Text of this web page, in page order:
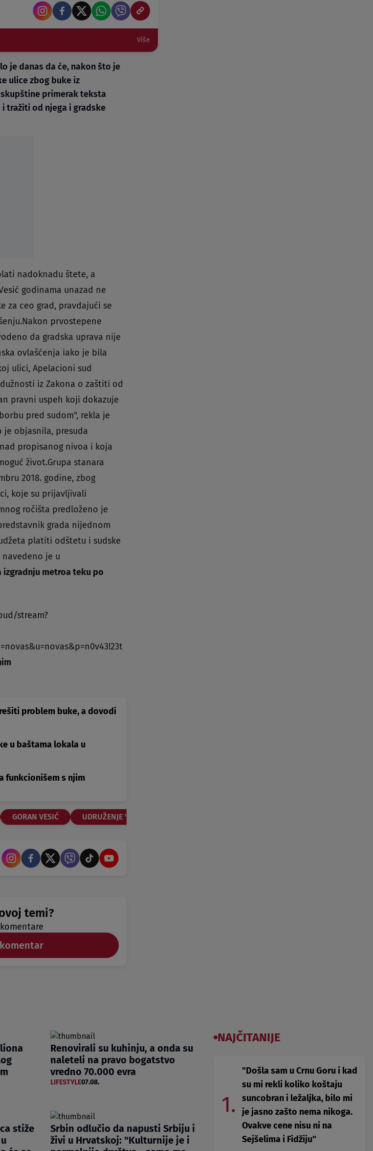
Više
je danas da će, nakon što je
ulice zbog buke iz
primerak teksta
i tražiti od njega i gradske
nadoknadu štete, a
godinama unazad ne
za ceo grad, pravdajući se
prvostepene
da gradska uprava nije
ovlašćenja iako je bila
ulici, Apelacioni sud
iz Zakona o zaštiti od
pravni uspeh koji dokazuje
pred sudom", rekla je
je objasnila, presuda
propisanog nivoa i koja
život.Grupa stanara
2018. godine, zbog
koje su prijavljivali
ročišta predloženo je
grada nijednom
platiti odštetu i sudske
je u
izgradnju metroa teku po
stream?
problem buke, a dovodi
u baštama lokala u
funkcionišem s njim
GORAN VESIĆ UDRUŽENJE "SAČUVAJMO CETINJSKU I ZETSKU ULICU"
temi?
Renovirali su kuhinju, a onda su
naleteli na pravo bogatstvo
vredno 70.000 evra
LIFESTYLE07.08.
stiže
Srbin odlučio da napusti Srbiju i
živi u Hrvatskoj: "Kulturnije je i
NAJČITANIJE
1.
"Došla sam u Crnu Goru i kad
su mi rekli koliko koštaju
suncobran i ležaljka, bilo mi
je jasno zašto nema nikoga.
Ovakve cene nisu ni na
Sejšelima i Fidžiju"